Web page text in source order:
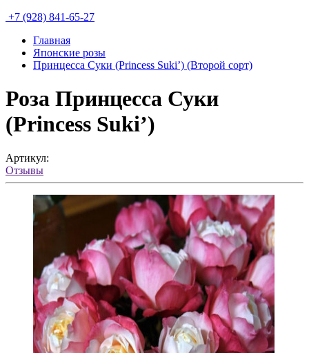
+7 (928) 841-65-27
Главная
Японские розы
Принцесса Суки (Princess Suki’) (Второй сорт)
Роза Принцесса Суки
(Princess Suki’)
Артикул:
Отзывы